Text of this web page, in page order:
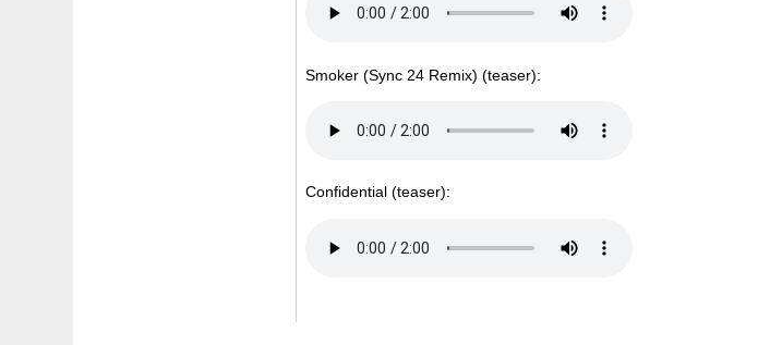
Smoker (Sync 24 Remix) (teaser):
Confidential (teaser):